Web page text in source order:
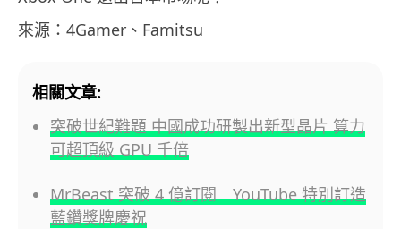
來源：4Gamer、Famitsu
相關文章:
突破世紀難題 中國成功研製出新型晶片 算力
可超頂級 GPU 千倍
MrBeast 突破 4 億訂閱 YouTube 特別訂造
藍鑽獎牌慶祝